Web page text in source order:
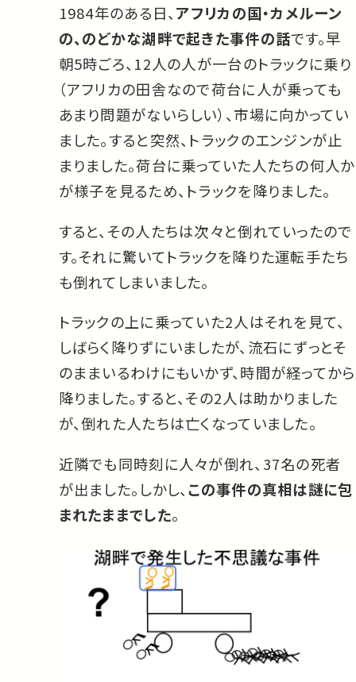
1984年のある日、アフリカの国・カメルーン
の、のどかな湖畔で起きた事件の話です。早
朝5時ごろ、12人の人が一台のトラックに乗り
（アフリカの田舎なので荷台に人が乗っても
あまり問題がないらしい）、市場に向かってい
ました。すると突然、トラックのエンジンが止
まりました。荷台に乗っていた人たちの何人か
が様子を見るため、トラックを降りました。
すると、その人たちは次々と倒れていったので
す。それに驚いてトラックを降りた運転手たち
も倒れてしまいました。
トラックの上に乗っていた2人はそれを見て、
しばらく降りずにいましたが、流石にずっとそ
のままいるわけにもいかず、時間が経ってから
降りました。すると、その2人は助かりました
が、倒れた人たちは亡くなっていました。
近隣でも同時刻に人々が倒れ、37名の死者
が出ました。しかし、 この事件の真相は謎に包
まれたままでした。